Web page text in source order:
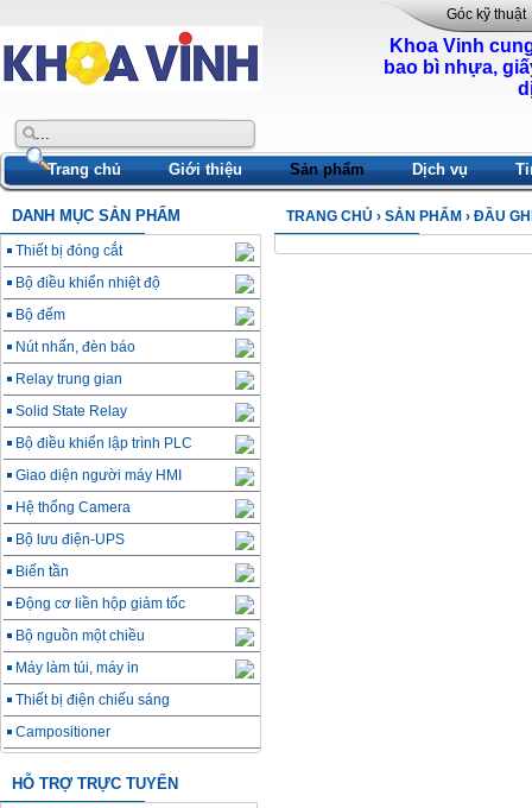
Góc kỹ thuật
Khoa Vinh
bao bì nhựa,
Trang chủ Giới thiệu Sản phẩm Dịch vụ
DANH MỤC SẢN PHẨM
Thiết bị đóng cắt
Bộ điều khiển nhiệt độ
Bộ đếm
Nút nhấn, đèn báo
Relay trung gian
Solid State Relay
Bộ điều khiển lập trình PLC
Giao diện người máy HMI
Hệ thống Camera
Bộ lưu điện-UPS
Biến tần
Động cơ liền hộp giảm tốc
Bộ nguồn một chiều
Máy làm túi, máy in
Thiết bị điện chiếu sáng
Campositioner
HỖ TRỢ TRỰC TUYẾN
TRANG CHỦ › SẢN PHẨM › ĐẦU